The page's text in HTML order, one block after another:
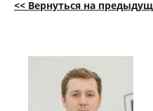
<< Вернуться на